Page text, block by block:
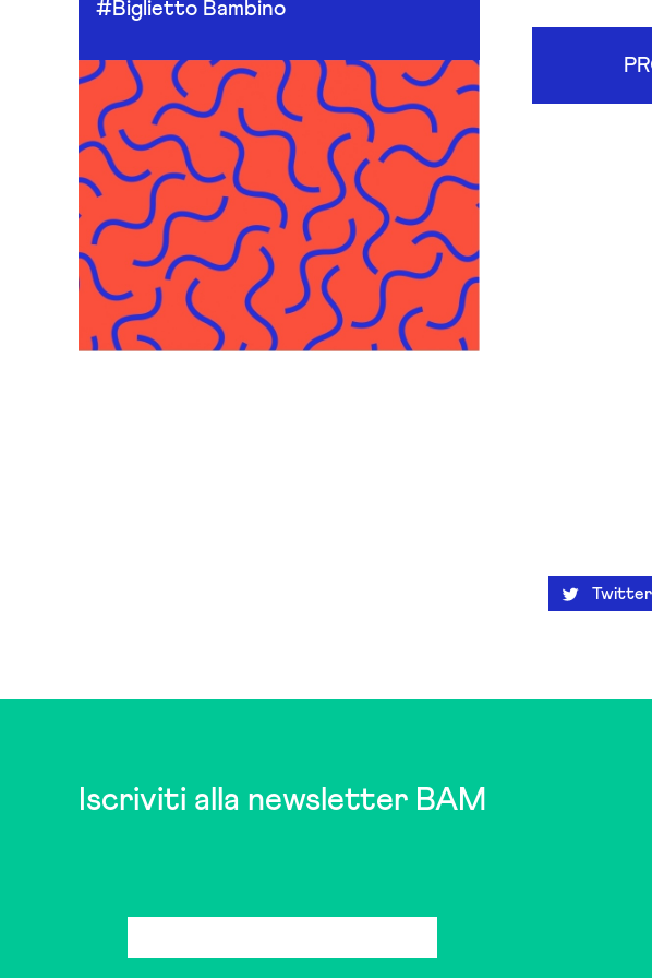
#Biglietto Bambino
Twitter
Iscriviti alla newsletter BAM